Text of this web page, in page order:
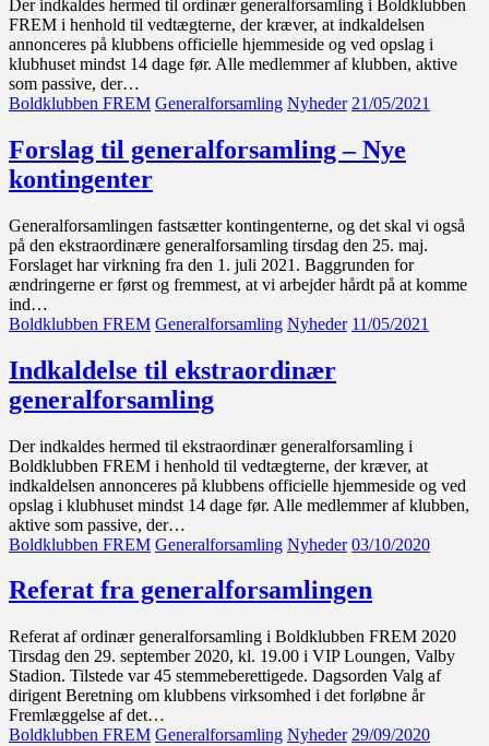
Der indkaldes hermed til ordinær generalforsamling i Boldklubben
FREM i henhold til vedtægterne, der kræver, at indkaldelsen
annonceres på klubbens officielle hjemmeside og ved opslag i
klubhuset mindst 14 dage før. Alle medlemmer af klubben, aktive
som passive, der…
Boldklubben FREM Generalforsamling Nyheder 21/05/2021
Forslag til generalforsamling – Nye
kontingenter
Generalforsamlingen fastsætter kontingenterne, og det skal vi også
på den ekstraordinære generalforsamling tirsdag den 25. maj.
Forslaget har virkning fra den 1. juli 2021. Baggrunden for
ændringerne er først og fremmest, at vi arbejder hårdt på at komme
ind…
Boldklubben FREM Generalforsamling Nyheder 11/05/2021
Indkaldelse til ekstraordinær
generalforsamling
Der indkaldes hermed til ekstraordinær generalforsamling i
Boldklubben FREM i henhold til vedtægterne, der kræver, at
indkaldelsen annonceres på klubbens officielle hjemmeside og ved
opslag i klubhuset mindst 14 dage før. Alle medlemmer af klubben,
aktive som passive, der…
Boldklubben FREM Generalforsamling Nyheder 03/10/2020
Referat fra generalforsamlingen
Referat af ordinær generalforsamling i Boldklubben FREM 2020
Tirsdag den 29. september 2020, kl. 19.00 i VIP Loungen, Valby
Stadion. Tilstede var 45 stemmeberettigede. Dagsorden Valg af
dirigent Beretning om klubbens virksomhed i det forløbne år
Fremlæggelse af det…
Boldklubben FREM Generalforsamling Nyheder 29/09/2020